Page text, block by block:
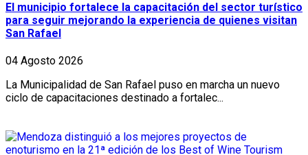
El municipio fortalece la capacitación del sector turístico
para seguir mejorando la experiencia de quienes visitan
San Rafael
04 Agosto 2026
La Municipalidad de San Rafael puso en marcha un nuevo
ciclo de capacitaciones destinado a fortalec...